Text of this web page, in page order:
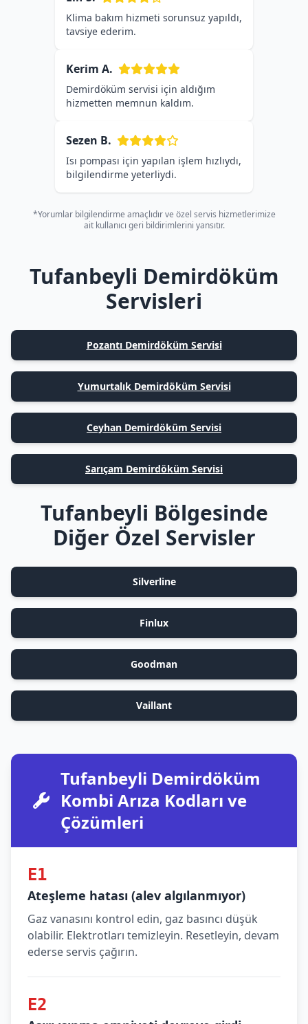
Klima bakım hizmeti sorunsuz yapıldı,
tavsiye ederim.
Kerim A.
Demirdöküm servisi için aldığım
hizmetten memnun kaldım.
Sezen B.
Isı pompası için yapılan işlem hızlıydı,
bilgilendirme yeterliydi.
*Yorumlar bilgilendirme amaçlıdır ve özel servis hizmetlerimize
ait kullanıcı geri bildirimlerini yansıtır.
Tufanbeyli Demirdöküm
Servisleri
Pozantı Demirdöküm Servisi
Yumurtalık Demirdöküm Servisi
Ceyhan Demirdöküm Servisi
Sarıçam Demirdöküm Servisi
Tufanbeyli Bölgesinde
Diğer Özel Servisler
Silverline
Finlux
Goodman
Vaillant
Tufanbeyli Demirdöküm
Kombi Arıza Kodları ve
Çözümleri
E1
Ateşleme hatası (alev algılanmıyor)
Gaz vanasını kontrol edin, gaz basıncı düşük
olabilir. Elektrotları temizleyin. Resetleyin, devam
ederse servis çağırın.
E2